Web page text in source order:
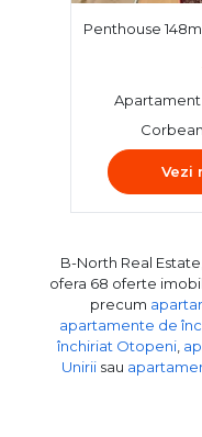
Penthouse
Vezi
B-North Real
ofera 68 oferte
precum
apartamente de
închiriat Otopeni,
Unirii sau